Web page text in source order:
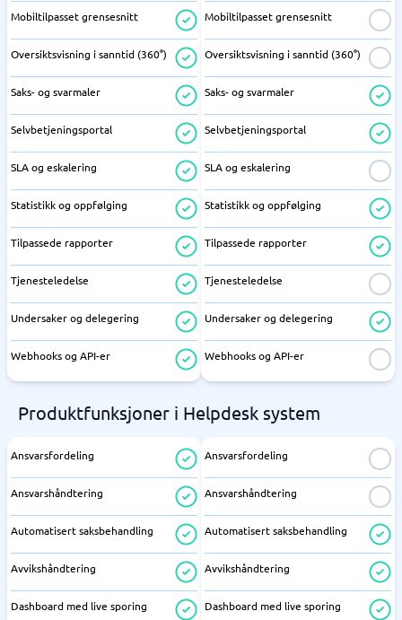
Mobiltilpasset grensesnitt
Oversiktsvisning i sanntid (360°)
Saks- og svarmaler
Selvbetjeningsportal
SLA og eskalering
Statistikk og oppfølging
Tilpassede rapporter
Tjenesteledelse
Undersaker og delegering
Webhooks og API-er
Mobiltilpasset grensesnitt
Oversiktsvisning i sanntid (360°)
Saks- og svarmaler
Selvbetjeningsportal
SLA og eskalering
Statistikk og oppfølging
Tilpassede rapporter
Tjenesteledelse
Undersaker og delegering
Webhooks og API-er
Produktfunksjoner i Helpdesk system
Ansvarsfordeling
Ansvarshåndtering
Automatisert saksbehandling
Avvikshåndtering
Dashboard med live sporing
Ansvarsfordeling
Ansvarshåndtering
Automatisert saksbehandling
Avvikshåndtering
Dashboard med live sporing